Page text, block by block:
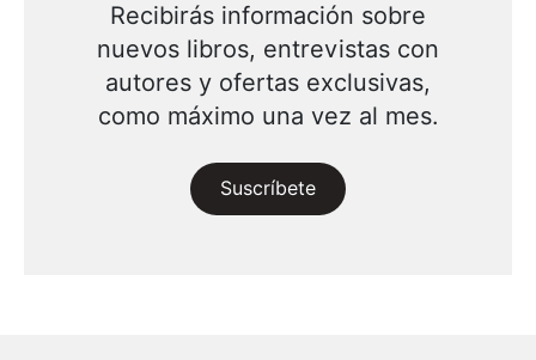
Recibirás información sobre
nuevos libros, entrevistas con
autores y ofertas exclusivas,
como máximo una vez al mes.
Suscríbete